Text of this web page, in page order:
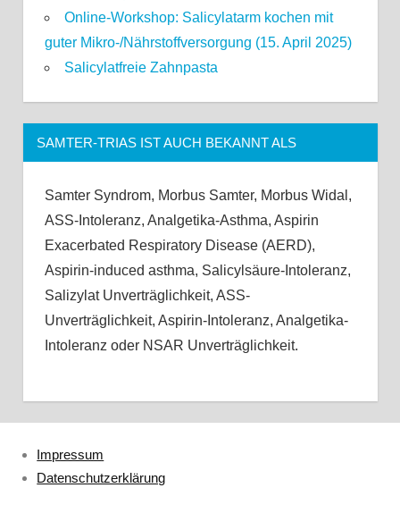
Online-Workshop: Salicylatarm kochen mit
guter Mikro-/Nährstoffversorgung (15. April 2025)
Salicylatfreie Zahnpasta
SAMTER-TRIAS IST AUCH BEKANNT ALS
Samter Syndrom, Morbus Samter, Morbus Widal,
ASS-Intoleranz, Analgetika-Asthma, Aspirin
Exacerbated Respiratory Disease (AERD),
Aspirin-induced asthma, Salicylsäure-Intoleranz,
Salizylat Unverträglichkeit, ASS-
Unverträglichkeit, Aspirin-Intoleranz, Analgetika-
Intoleranz oder NSAR Unverträglichkeit.
Impressum
Datenschutzerklärung